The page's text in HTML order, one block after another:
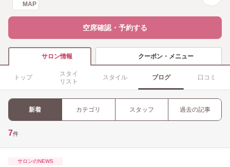
MAP
空席確認・予約する
サロン情報 クーポン・メニュー
トップ
スタイ
リスト
スタイル ブログ 口コミ
新着 カテゴリ スタッフ 過去の記事
7件
サロンのNEWS